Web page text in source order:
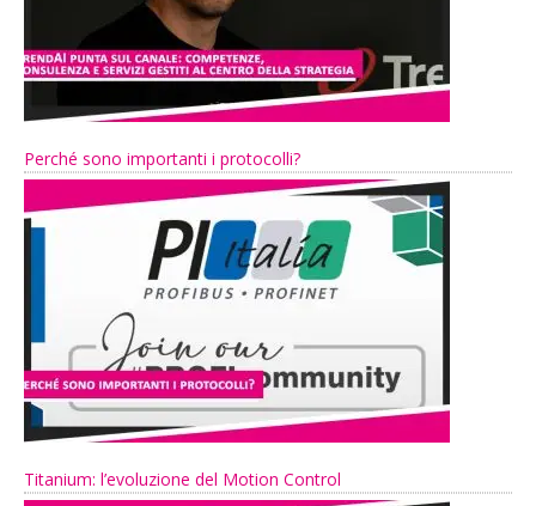
Perché sono importanti i protocolli?
Titanium: l’evoluzione del Motion Control